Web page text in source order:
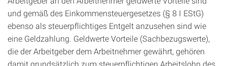
und gemäß des Einkommensteuergesetzes (§ 8 I EStG)
ebenso als steuerpflichtiges Entgelt anzusehen sind wie
eine Geldzahlung. Geldwerte Vorteile (Sachbezugswerte),
die der Arbeitgeber dem Arbeitnehmer gewährt, gehören
damit grundsätzlich zum steuerpflichtigen Arbeitslohn des